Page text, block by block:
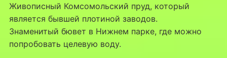
Живописный Комсомольский пруд, который
является бывшей плотиной заводов.
Знаменитый бювет в Нижнем парке, где можно
попробовать целевую воду.